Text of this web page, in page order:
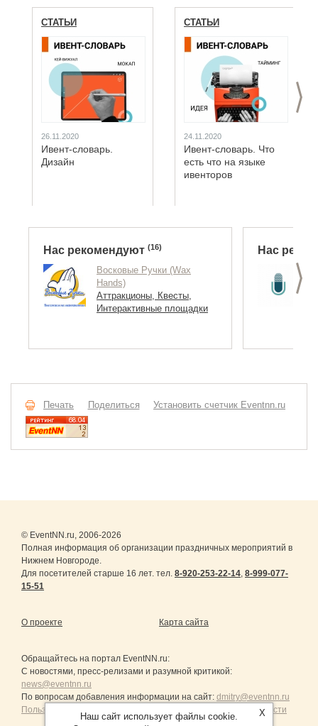
>
СТАТЬИ
26.11.2020
Ивент-словарь.
Дизайн
СТАТЬИ
24.11.2020
Ивент-словарь. Что
есть что на языке
ивенторов
>
Нас рекомендуют (16)
Восковые Ручки (Wax
Hands)
Аттракционы, Квесты,
Интерактивные площадки
Нас
Печать Поделиться Установить счетчик Eventnn.ru
© EventNN.ru, 2006-2026
Полная информация об организации праздничных мероприятий в
Нижнем Новгороде.
Для посетителей старше 16 лет. тел. 8-920-253-22-14 8-999-077-
15-51
О проекте Карта сайта
Обращайтесь на портал EventNN.ru:
С новостями, пресс-релизами и разумной критикой:
news@eventnn.ru
По вопросам добавления информации на сайт: dmitry@eventnn.ru
Пользовательское Соглашение и политика конфиденциальности
X
Наш сайт использует файлы cookie.